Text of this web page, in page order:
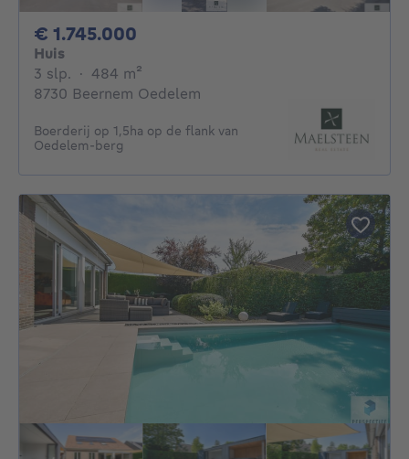
€ 1.745.000
Huis
3 slp. 3 slaapkamers
· 484 m²
8730 Beernem Oedelem
Boerderij op 1,5ha op de flank van
Oedelem-berg